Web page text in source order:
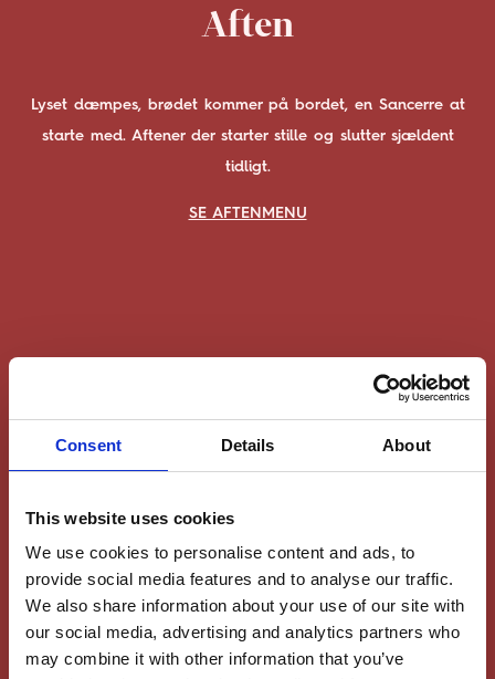
Consent Details About
This website uses cookies
We use cookies to personalise content and ads, to
provide social media features and to analyse our traffic.
We also share information about your use of our site with
our social media, advertising and analytics partners who
may combine it with other information that you’ve
Aften
Lyset dæmpes, brødet kommer på bordet, en Sancerre at
starte med. Aftener der starter stille og slutter sjældent
tidligt.
SE AFTENMENU